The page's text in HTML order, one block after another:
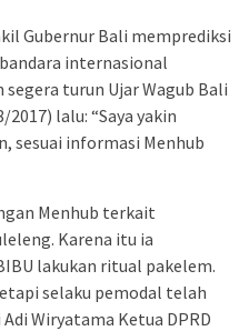
Gubernur Bali memprediksi
internasional
turun Ujar Wagub Bali
lalu: “Saya yakin
sesuai informasi Menhub
Menhub terkait
Karena itu ia
lakukan ritual pakelem.
selaku pemodal telah
Wiryatama Ketua DPRD